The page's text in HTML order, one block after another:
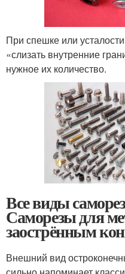
При спешке или
«слизать внутренние
нужное их количество.
Все виды
Саморезы для
заострённым
Внешний вид